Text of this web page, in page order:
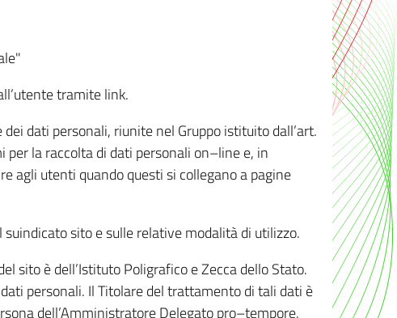
tramite link.
dati personali, riunite nel Gruppo istituito dall’art.
la raccolta di dati personali on–line e, in
agli utenti quando questi si collegano a pagine
sito e sulle relative modalità di utilizzo.
sito è dell’Istituto Poligrafico e Zecca dello Stato.
personali. Il Titolare del trattamento di tali dati è
dell’Amministratore Delegato pro–tempore.